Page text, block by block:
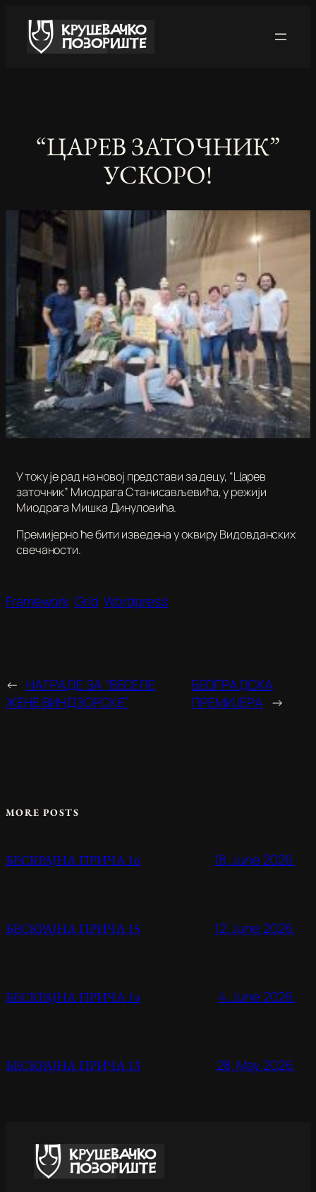
content
“ЦАРЕВ ЗАТОЧНИК”
УСКОРО!
У току је рад на новој представи за децу, “Царев
заточник” Миодрага Станисављевића, у режији
Миодрага Мишка Динуловића.
Премијерно ће бити изведена у оквиру Видовданских
свечаности.
Framework Grid Wordpress
← НАГРАДЕ ЗА “ВЕСЕЛЕ
ЖЕНЕ ВИНДЗОРСКЕ”
БЕОГРАДСКА
ПРЕМИЈЕРА →
MORE POSTS
БЕСКРАЈНА ПРИЧА 16 18. June 2026.
БЕСКРАЈНА ПРИЧА 15 12. June 2026.
БЕСКРАЈНА ПРИЧА 14 4. June 2026.
БЕСКРАЈНА ПРИЧА 13 28. May 2026.